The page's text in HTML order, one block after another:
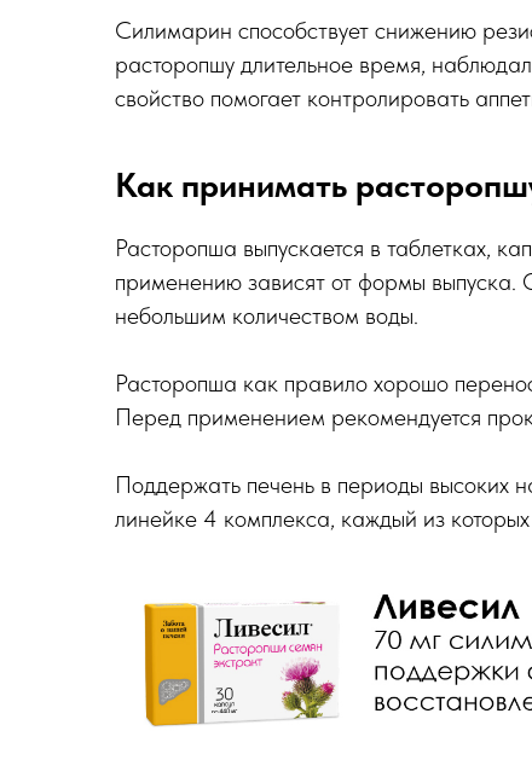
Силимарин способствует снижению
расторопшу длительное время,
свойство помогает контролировать
Как принимать
Расторопша выпускается в таблетках,
применению зависят от формы выпуска.
небольшим количеством воды.
Расторопша как правило хорошо
Перед применением рекомендуется
Поддержать печень в периоды высоких
линейке 4 комплекса, каждый из